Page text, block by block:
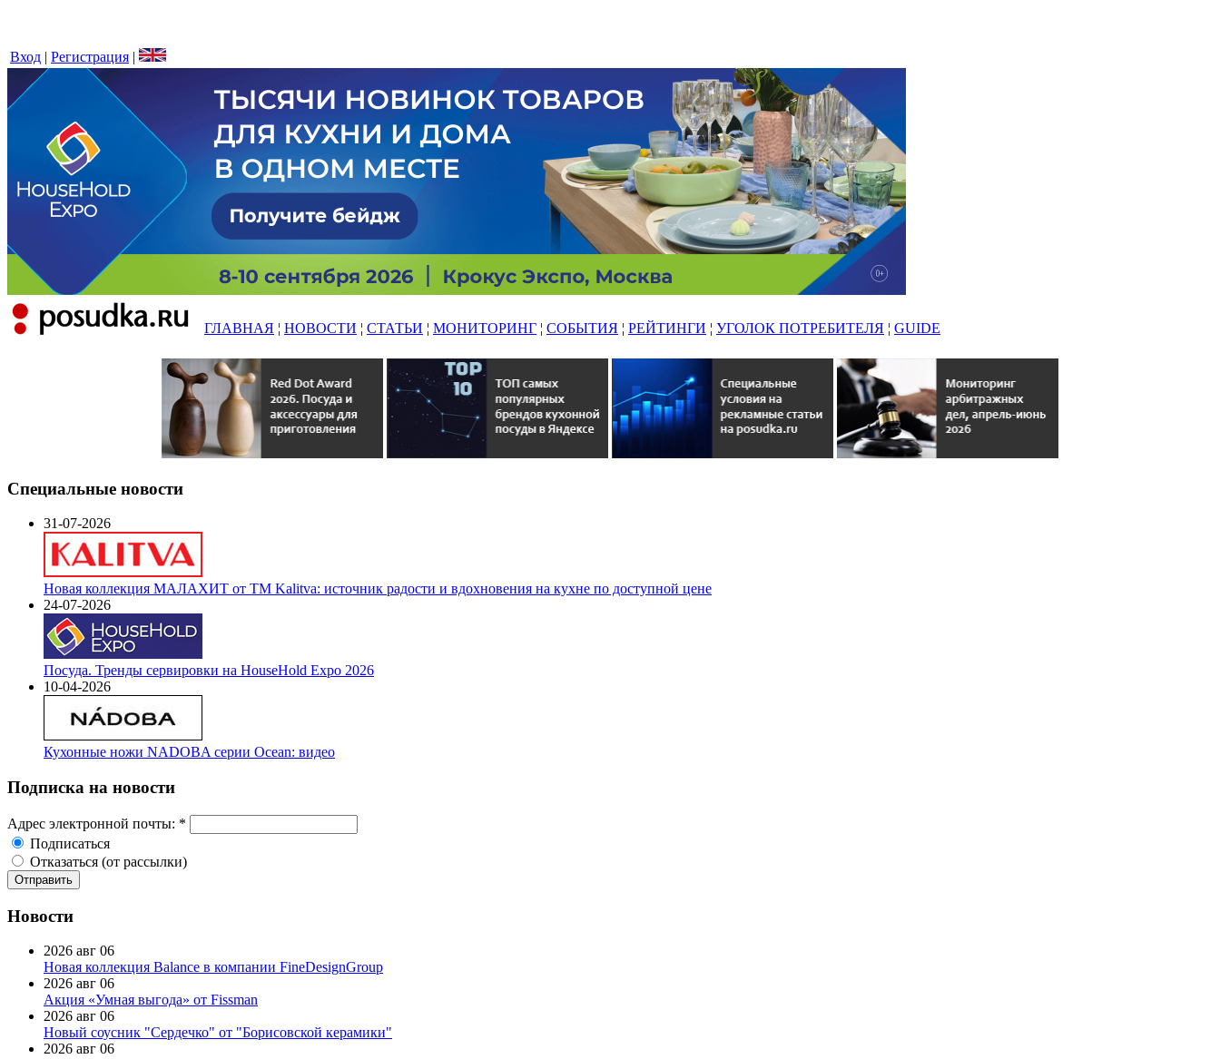
Вход | Регистрация |
ГЛАВНАЯ ¦ НОВОСТИ ¦ СТАТЬИ ¦ МОНИТОРИНГ ¦ СОБЫТИЯ ¦ РЕЙТИНГИ ¦ УГОЛОК ПОТРЕБИТЕЛЯ ¦ GUIDE
Специальные новости
31-07-2026
Новая коллекция МАЛАХИТ от ТМ Kalitva: источник радости и вдохновения на кухне по доступной цене
24-07-2026
Посуда. Тренды сервировки на HouseHold Expo 2026
10-04-2026
Кухонные ножи NADOBA серии Ocean: видео
Подписка на новости
Адрес электронной почты: *
Подписаться
Отказаться (от рассылки)
Новости
2026 авг 06
Новая коллекция Balance в компании FineDesignGroup
2026 авг 06
Акция «Умная выгода» от Fissman
2026 авг 06
Новый соусник "Сердечко" от "Борисовской керамики"
2026 авг 06